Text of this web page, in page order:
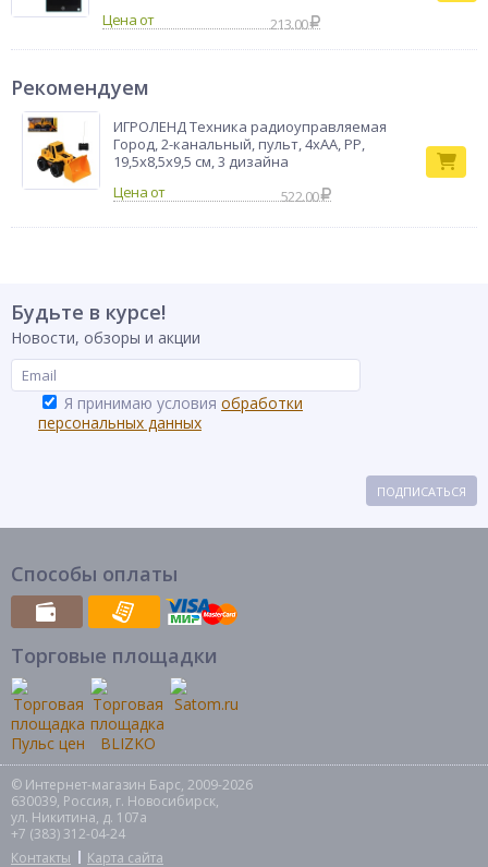
Цена от
213.00
Рекомендуем
ИГРОЛЕНД Техника радиоуправляемая
Город, 2-канальный, пульт, 4хАА, PP,
19,5х8,5х9,5 см, 3 дизайна
522.00
Будьте в курсе!
Новости, обзоры и акции
Я принимаю условия обработки
персональных данных
ПОДПИСАТЬСЯ
Способы оплаты
Торговые площадки
© Интернет-магазин Барс, 2009-2026
630039, Россия, г. Новосибирск,
ул. Никитина, д. 107а
+7 (383) 312-04-24
Контакты
Карта сайта